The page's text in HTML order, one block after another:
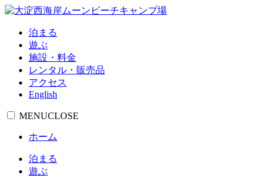
泊まる
遊ぶ
施設・料金
レンタル・販売品
アクセス
English
MENUCLOSE
ホーム
泊まる
遊ぶ